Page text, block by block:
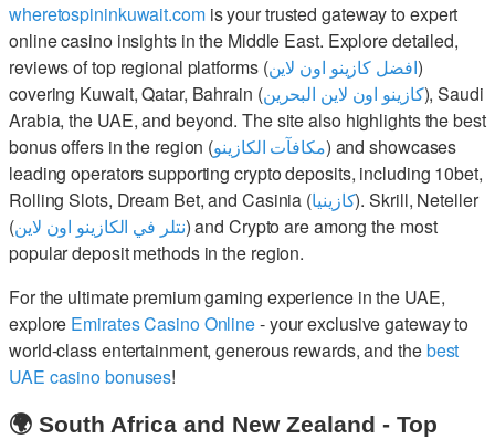
wheretospininkuwait.comis your trusted gateway to expert
online casino insights in the Middle East. Explore detailed,
reviews of top regional platforms (افضل كازينو اون لاين)
covering Kuwait, Qatar, Bahrain (كازينو اون لاين البحرين), Saudi
Arabia, the UAE, and beyond. The site also highlights the best
bonus offers in the region (مكافآت الكازينو) and showcases
leading operators supporting crypto deposits, including 10bet,
Rolling Slots, Dream Bet, and Casinia (كازينيا). Skrill, Neteller
(نتلر في الكازينو اون لاين) and Crypto are among the most
popular deposit methods in the region.
For the ultimate premium gaming experience in the UAE,
explore Emirates Casino Online- your exclusive gateway to
world-class entertainment, generous rewards, and thebest
UAE casino bonuses!
🌍 South Africa and New Zealand - Top